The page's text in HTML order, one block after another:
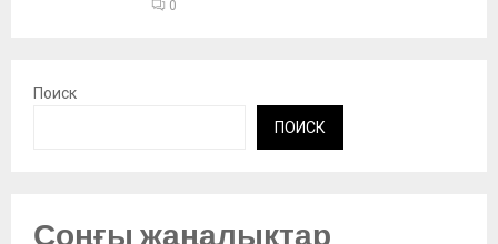
0
Поиск
ПОИСК
Соңғы жаңалықтар